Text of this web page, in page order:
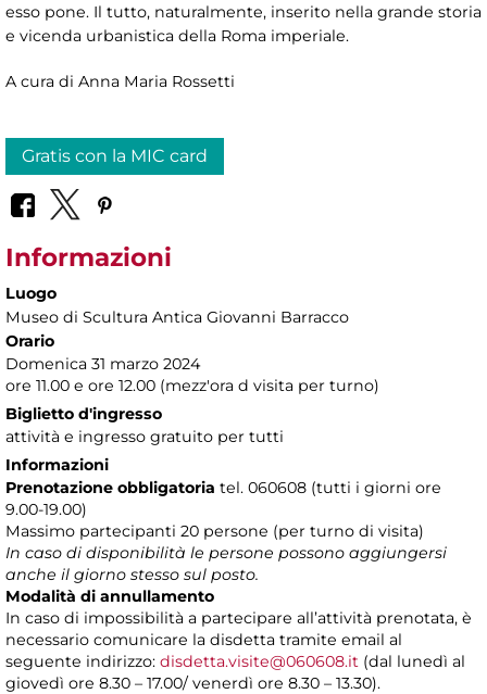
esso pone. Il tutto, naturalmente, inserito nella grande storia
e vicenda urbanistica della Roma imperiale.
A cura di Anna Maria Rossetti
Gratis con la MIC card
Informazioni
Luogo
Museo di Scultura Antica Giovanni Barracco
Orario
Domenica 31 marzo 2024
ore 11.00 e ore 12.00 (mezz'ora d visita per turno)
Biglietto d'ingresso
attività e ingresso gratuito per tutti
Informazioni
Prenotazione obbligatoria tel. 060608 (tutti i giorni ore
9.00-19.00)
Massimo partecipanti 20 persone (per turno di visita)
In caso di disponibilità le persone possono aggiungersi
anche il giorno stesso sul posto.
Modalità di annullamento
In caso di impossibilità a partecipare all’attività prenotata, è
necessario comunicare la disdetta tramite email al
seguente indirizzo: disdetta.visite@060608.it (dal lunedì al
giovedì ore 8.30 – 17.00/ venerdì ore 8.30 – 13.30).